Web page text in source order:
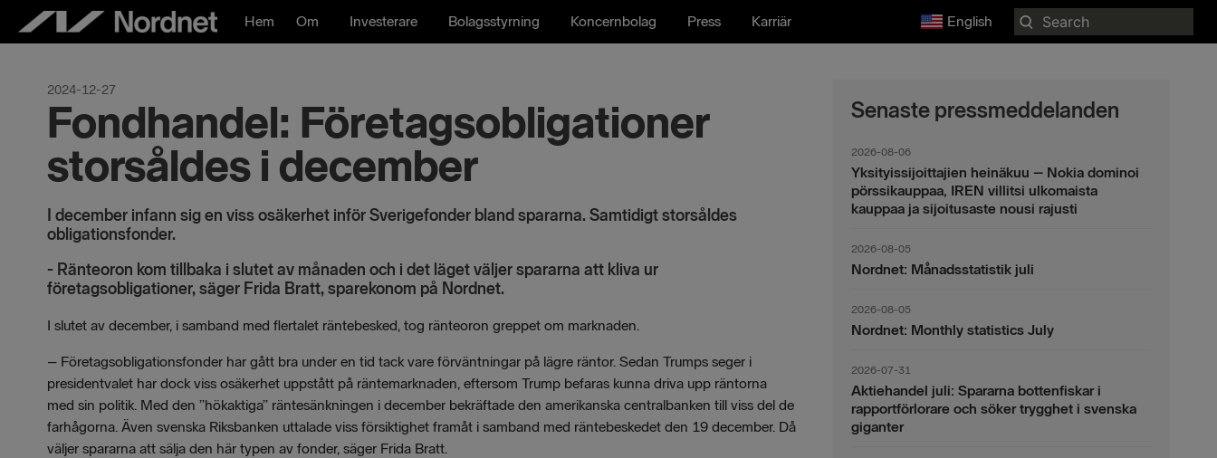
Hoppa
Hem Om Investerare Bolagsstyrning Koncernbolag Press Karriär English
Search
for:
2024-12-27
Fondhandel: Företagsobligationer
storsåldes i december
I december infann sig en viss osäkerhet inför Sverigefonder bland spararna. Samtidigt storsåldes
obligationsfonder.
- Ränteoron kom tillbaka i slutet av månaden och i det läget väljer spararna att kliva ur
företagsobligationer, säger Frida Bratt, sparekonom på Nordnet.
I slutet av december, i samband med flertalet räntebesked, tog ränteoron greppet om marknaden.
– Företagsobligationsfonder har gått bra under en tid tack vare förväntningar på lägre räntor. Sedan Trumps seger i
presidentvalet har dock viss osäkerhet uppstått på räntemarknaden, eftersom Trump befaras kunna driva upp räntorna
med sin politik. Med den ”hökaktiga” räntesänkningen i december bekräftade den amerikanska centralbanken till viss del de
farhågorna. Även svenska Riksbanken uttalade viss försiktighet framåt i samband med räntebeskedet den 19 december. Då
väljer spararna att sälja den här typen av fonder, säger Frida Bratt.
Senaste pressmeddelanden
2026-08-06
Yksityissijoittajien heinäkuu – Nokia dominoi
pörssikauppaa, IREN villitsi ulkomaista
kauppaa ja sijoitusaste nousi rajusti
2026-08-05
Nordnet: Månadsstatistik juli
2026-08-05
Nordnet: Monthly statistics July
2026-07-31
Aktiehandel juli: Spararna bottenfiskar i
rapportförlorare och söker trygghet i svenska
giganter